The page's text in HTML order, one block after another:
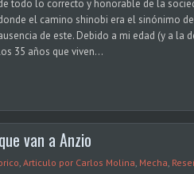
todo lo correcto y honorable de la
el camino shinobi era el sinónimo
de este. Debido a mi edad (y a la
35 años que viven...
van a Anzio
Articulo por Carlos Molina Mecha